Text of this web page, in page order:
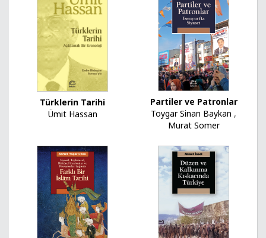
Türklerin Tarihi
Ümit Hassan
Partiler ve Patronlar
Toygar Sinan Baykan ,
Murat Somer